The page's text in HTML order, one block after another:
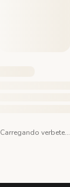
Carregando verbete...